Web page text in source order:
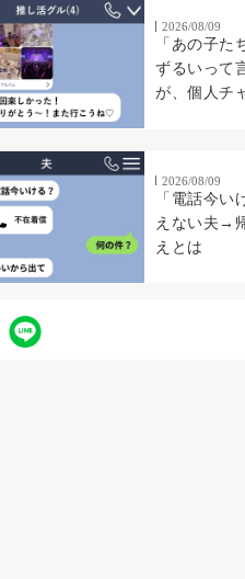
2026/08/09
「あの子た
ずるいって
が、個人チ
2026/08/09
「電話今い
えない夫→
えとは